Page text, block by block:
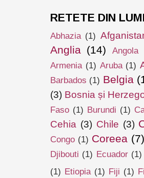
RETETE DIN
Abhazia (1)
Anglia (14) Angola
Armenia (1) Aruba (1)
Barbados (1) Belgia
(3) Bosnia și
Faso (1) Burundi (1)
Cehia (3) Chile (3)
Congo (1) Coreea
Djibouti (1) Ecuador (1)
(1) Etiopia (1) Fiji (1)